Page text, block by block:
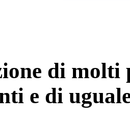
di molti
e di